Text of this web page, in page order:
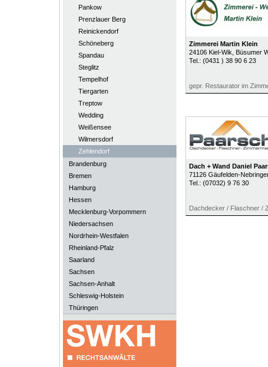
Pankow
Prenzlauer Berg
Reinickendorf
Schöneberg
Spandau
Steglitz
Tempelhof
Tiergarten
Treptow
Wedding
Weißensee
Wilmersdorf
Zehlendorf
Brandenburg
Bremen
Hamburg
Hessen
Mecklenburg-Vorpommern
Niedersachsen
Nordrhein-Westfalen
Rheinland-Pfalz
Saarland
Sachsen
Sachsen-Anhalt
Schleswig-Holstein
Thüringen
Zimmerei Martin Klein
24106 Kiel-Wik , Büsumer
Tel.: (0431 ) 38 90 6 23
gepr. Restaurator im
Dach + Wand Daniel
71126 Gäufelden-
Tel.: (07032) 9 76 30
Dachdecker / Flaschner /